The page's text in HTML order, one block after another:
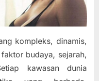
kompleks, dinamis,
budaya, sejarah,
kawasan dunia